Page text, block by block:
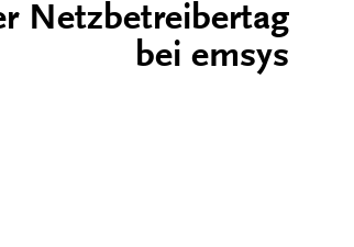
Netzbetreibertag
bei emsys